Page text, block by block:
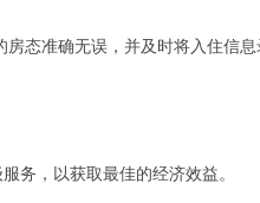
态准确无误，并及时将入住信
务，以获取最佳的经济效益。